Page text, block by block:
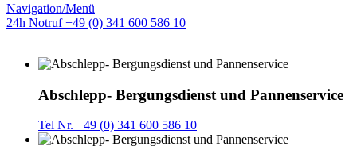
Navigation/Menü
24h Notruf +49 (0) 341 600 586 10
Abschlepp- Bergungsdienst und Pannenservice
Tel Nr. +49 (0) 341 600 586 10